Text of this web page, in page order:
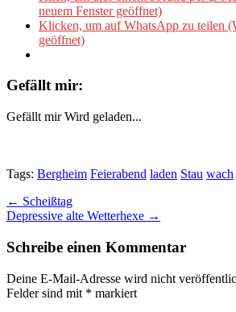
neuem Fenster geöffnet)
Klicken, um auf WhatsApp zu teilen
geöffnet)
Gefällt mir:
Gefällt mir Wird geladen...
Tags: Bergheim Feierabend laden Stau wach
Post
navigation
← Scheißtag
Depressive alte Wetterhexe →
Schreibe einen Kommentar
Deine E-Mail-Adresse wird nicht
Felder sind mit * markiert